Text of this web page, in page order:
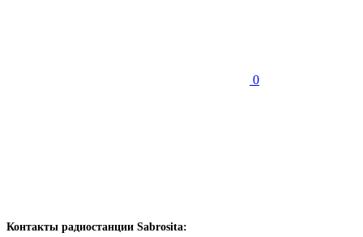
0
Контакты радиостанции Sabrosita: